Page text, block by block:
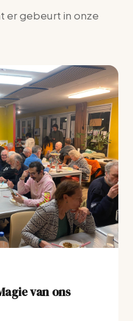
er gebeurt in onze
van ons